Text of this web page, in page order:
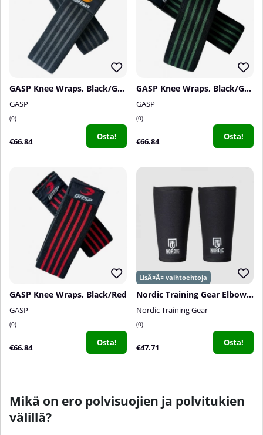
GASP Knee Wraps, Black/Grey
GASP
0
€66.84 Osta!
GASP Knee Wraps, Black/Green
GASP
0
€66.84 Osta!
GASP Knee Wraps, Black/Red
GASP
0
€66.84 Osta!
Nordic Training Gear Elbow Sleeves, 5-7 mm
Nordic Training Gear
0
€47.71 Osta!
Mikä on ero polvisuojien ja polvitukien
välillä?